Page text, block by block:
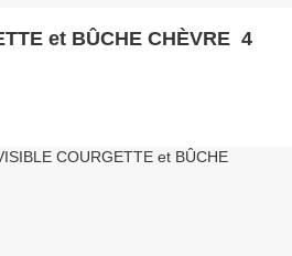
et BÛCHE CHÈVRE 4